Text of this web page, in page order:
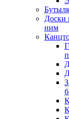
Доски
ним